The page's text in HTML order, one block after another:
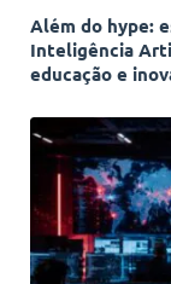
Além do hype:
Inteligência
educação e